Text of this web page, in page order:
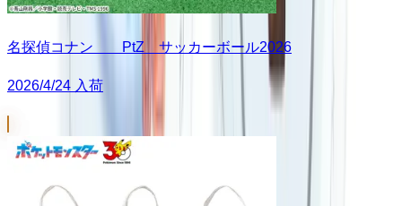
名探偵コナン PtZ サッカーボール2026
2026/4/24 入荷